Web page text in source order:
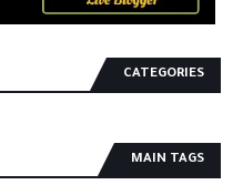
CATEGORIES
MAIN TAGS